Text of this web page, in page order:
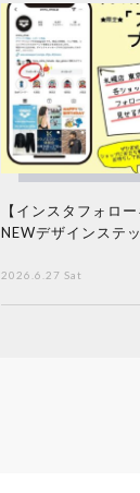
【インスタフォロ
NEWデザインステ
2026.6.27 Sat